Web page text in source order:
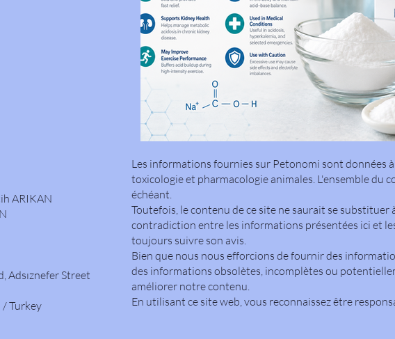
ARIKAN
Adsıznefer Street
/ Turkey
Les informations fournies sur Petonomi sont données
toxicologie et pharmacologie animales. L'ensemble du
échéant.
Toutefois, le contenu de ce site ne saurait se substituer
contradiction entre les informations présentées ici et
toujours suivre son avis.
Bien que nous nous efforcions de fournir des
des informations obsolètes, incomplètes ou
améliorer notre contenu.
En utilisant ce site web, vous reconnaissez être